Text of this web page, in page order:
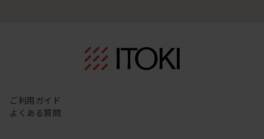
ご利用ガイド
よくある質問